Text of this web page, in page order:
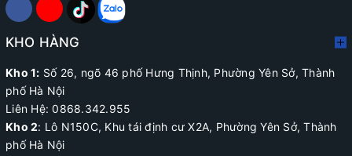
KHO HÀNG
Kho 1: Số 26, ngõ 46 phố Hưng Thịnh, Phường Yên Sở, Thành
phố Hà Nội
Liên Hệ: 0868.342.955
Kho 2: Lô N150C, Khu tái định cư X2A, Phường Yên Sở, Thành
phố Hà Nội